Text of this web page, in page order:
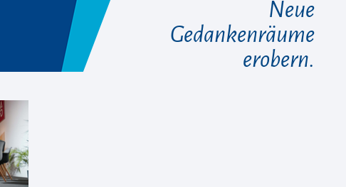
Neue
Gedankenräume
erobern.